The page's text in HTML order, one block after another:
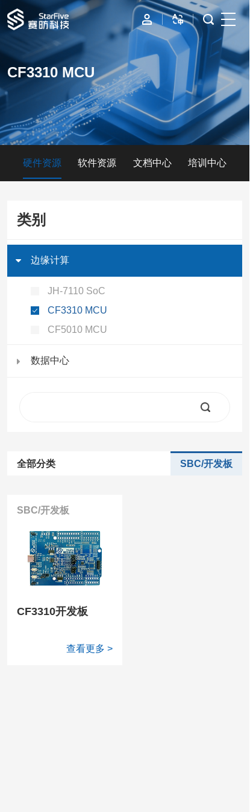
首页
IP
边缘计算
数据中心
资源与支持
CF3310 MCU
硬件资源 软件资源 文档中心 培训中心
类别
边缘计算
JH-7110 SoC
CF3310 MCU
CF5010 MCU
数据中心
全部分类 SBC/开发板
SBC/开发板
CF3310开发板
查看更多 >